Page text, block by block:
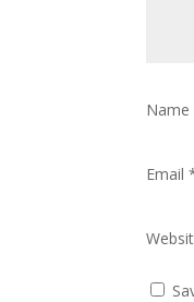
Name
Email